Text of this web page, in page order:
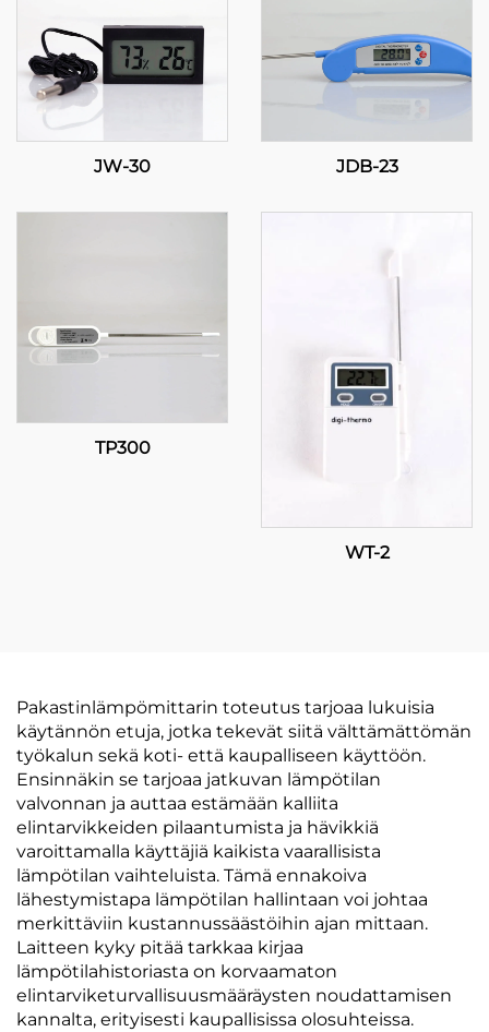
JW-30 JDB-23
TP300
WT-2
Pakastinlämpömittarin toteutus tarjoaa lukuisia
käytännön etuja, jotka tekevät siitä välttämättömän
työkalun sekä koti- että kaupalliseen käyttöön.
Ensinnäkin se tarjoaa jatkuvan lämpötilan
valvonnan ja auttaa estämään kalliita
elintarvikkeiden pilaantumista ja hävikkiä
varoittamalla käyttäjiä kaikista vaarallisista
lämpötilan vaihteluista. Tämä ennakoiva
lähestymistapa lämpötilan hallintaan voi johtaa
merkittäviin kustannussäästöihin ajan mittaan.
Laitteen kyky pitää tarkkaa kirjaa
lämpötilahistoriasta on korvaamaton
elintarviketurvallisuusmääräysten noudattamisen
kannalta, erityisesti kaupallisissa olosuhteissa.